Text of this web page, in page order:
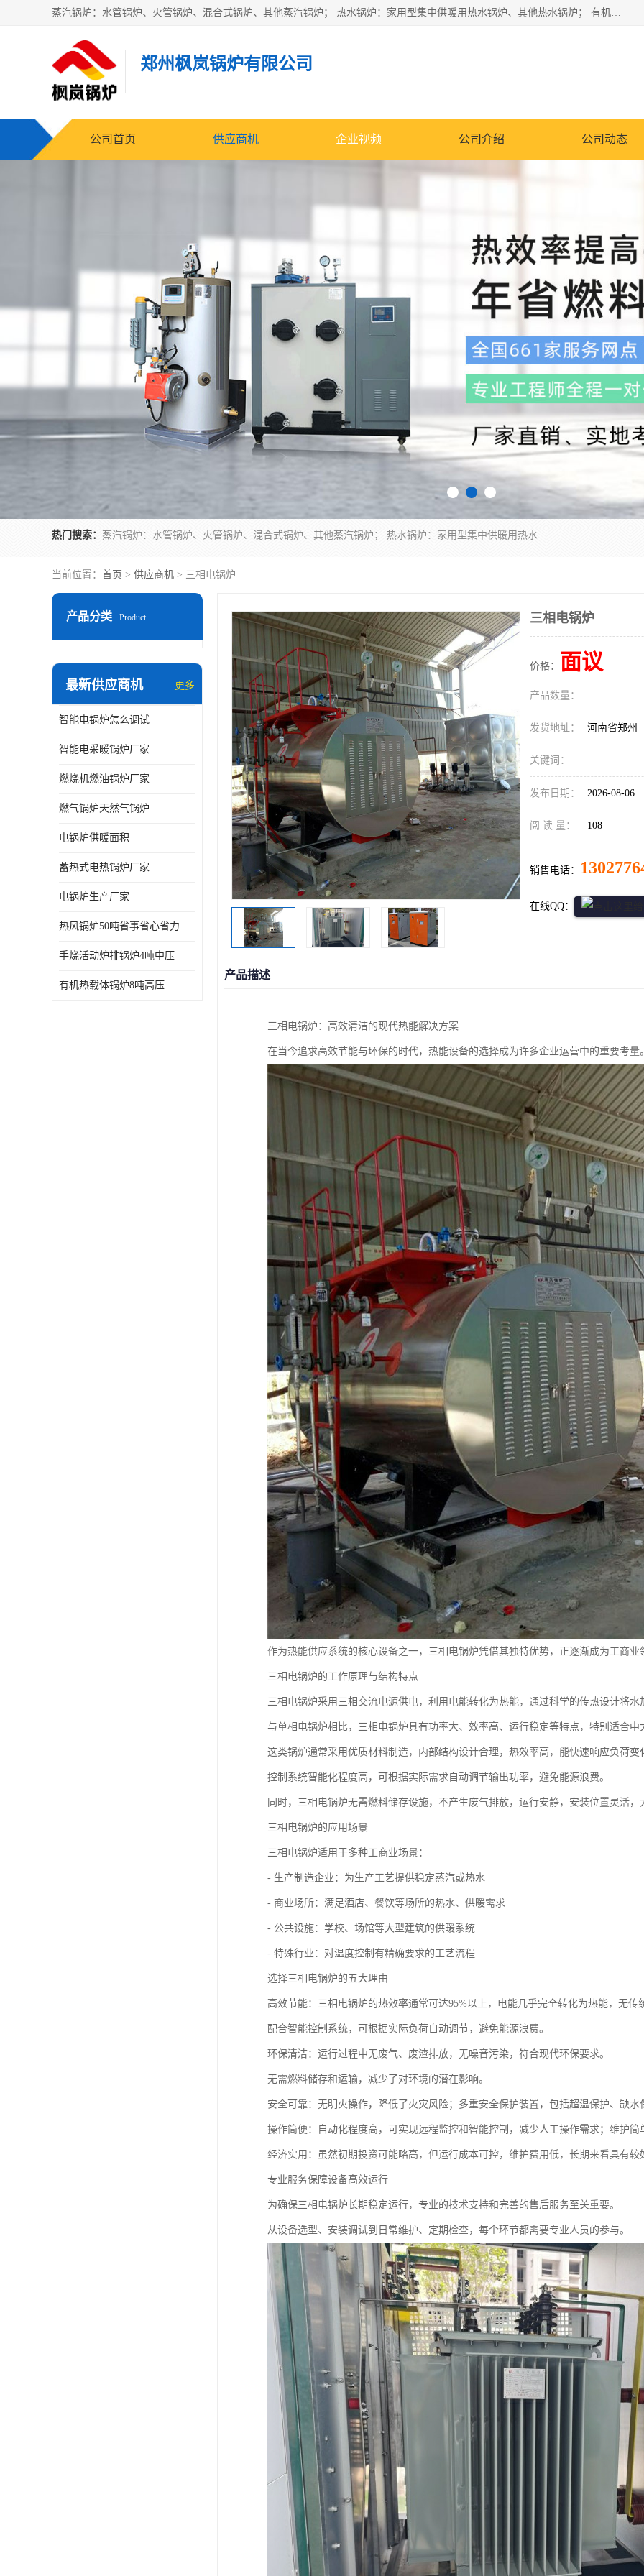
蒸汽锅炉：水管锅炉、火管锅炉、混合式锅炉、其他蒸汽锅炉； 热水锅炉：家用型集中供暖用热水锅炉、其他热水锅炉； 有机热载体锅炉； 船用蒸汽锅炉； （锅炉用辅助设备及装置）蒸汽冷凝器：表面冷凝器、混合式冷凝器、空冷式冷凝器、其他蒸汽冷凝器； 锅炉用辅助设备：节热器、蒸汽收集器、蓄能器、烟垢清除器、气体回收器、泥渣刮除器、空气预热器、其他锅炉用辅助设备；
郑州枫岚锅炉有限公司
公司首页 供应商机 企业视频 公司介绍 公司动态
热门搜索： 蒸汽锅炉：水管锅炉、火管锅炉、混合式锅炉、其他蒸汽锅炉； 热水锅炉：家用型集中供暖用热水锅炉、其他热水锅炉； 有机热载体锅炉； 船用蒸汽锅炉； （锅炉用辅助设备及装置）蒸汽冷凝器：表面冷凝器、混合式冷凝器、空冷式冷凝器、其他蒸汽冷凝器； 锅炉用辅助设备：节热器、蒸汽收集器、蓄能器、烟垢清除器、气体回收器、泥渣刮除器、空气预热器、其他锅炉用辅助设备；
当前位置： 首页 > 供应商机 > 三相电锅炉
产品分类 Product
最新供应商机 更多
智能电锅炉怎么调试
智能电采暖锅炉厂家
燃烧机燃油锅炉厂家
燃气锅炉天然气锅炉
电锅炉供暖面积
蓄热式电热锅炉厂家
电锅炉生产厂家
热风锅炉50吨省事省心省力
手烧活动炉排锅炉4吨中压
有机热载体锅炉8吨高压
三相电锅炉
价格： 面议
产品数量：
发货地址： 河南省郑州
关键词：
发布日期： 2026-08-06
阅 读 量： 108
销售电话：
在线QQ：
产品描述
三相电锅炉：高效清洁的现代热能解决方案
在当今追求高效节能与环保的时代，热能设备的选择成为许多企业运营中的重要考量
作为热能供应系统的核心设备之一，三相电锅炉凭借其独特优势，正逐渐成为工商业
三相电锅炉的工作原理与结构特点
三相电锅炉采用三相交流电源供电，利用电能转化为热能，通过科学的传热设计将水
与单相电锅炉相比，三相电锅炉具有功率大、效率高、运行稳定等特点，特别适合中
这类锅炉通常采用优质材料制造，内部结构设计合理，热效率高，能快速响应负荷变
控制系统智能化程度高，可根据实际需求自动调节输出功率，避免能源浪费。
同时，三相电锅炉无需燃料储存设施，不产生废气排放，运行安静，安装位置灵活
三相电锅炉的应用场景
三相电锅炉适用于多种工商业场景：
- 生产制造企业：为生产工艺提供稳定蒸汽或热水
- 商业场所：满足酒店、餐饮等场所的热水、供暖需求
- 公共设施：学校、场馆等大型建筑的供暖系统
- 特殊行业：对温度控制有精确要求的工艺流程
选择三相电锅炉的五大理由
高效节能：三相电锅炉的热效率通常可达95%以上，电能几乎完全转化为热能，无传
配合智能控制系统，可根据实际负荷自动调节，避免能源浪费。
环保清洁：运行过程中无废气、废渣排放，无噪音污染，符合现代环保要求。
无需燃料储存和运输，减少了对环境的潜在影响。
安全可靠：无明火操作，降低了火灾风险；多重安全保护装置，包括超温保护、缺
操作简便：自动化程度高，可实现远程监控和智能控制，减少人工操作需求；维护简
经济实用：虽然初期投资可能略高，但运行成本可控，维护费用低，长期来看具有较
专业服务保障设备高效运行
为确保三相电锅炉长期稳定运行，专业的技术支持和完善的售后服务至关重要。
从设备选型、安装调试到日常维护、定期检查，每个环节都需要专业人员的参与。